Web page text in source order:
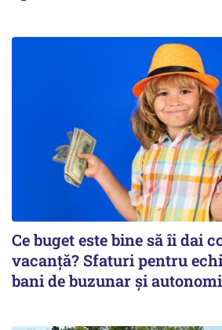
Ce buget este bine să îi dai
vacanță? Sfaturi pentru
bani de buzunar și